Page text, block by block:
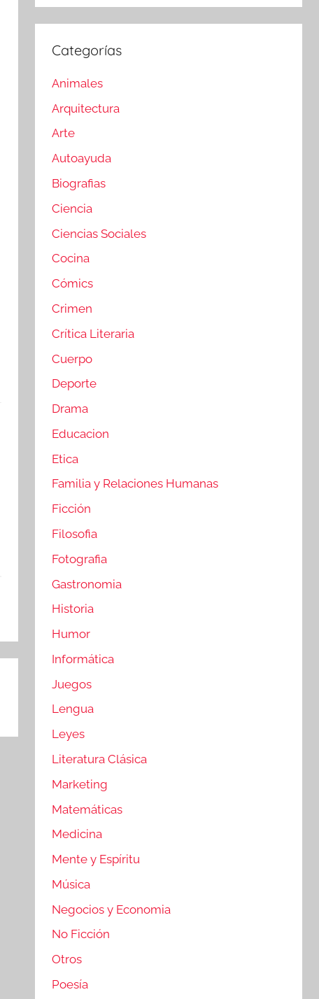
Categorías
Animales
Arquitectura
Arte
Autoayuda
Biografias
Ciencia
Ciencias Sociales
Cocina
Cómics
Crimen
Crítica Literaria
Cuerpo
Deporte
Drama
Educacion
Etica
Familia y Relaciones Humanas
Ficción
Filosofia
Fotografia
Gastronomia
Historia
Humor
Informática
Juegos
Lengua
Leyes
Literatura Clásica
Marketing
Matemáticas
Medicina
Mente y Espíritu
Música
Negocios y Economia
No Ficción
Otros
Poesía